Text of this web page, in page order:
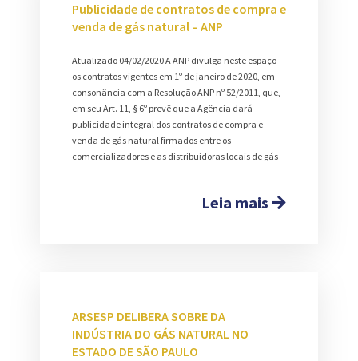
Publicidade de contratos de compra e
venda de gás natural – ANP
Atualizado 04/02/2020 A ANP divulga neste espaço
os contratos vigentes em 1º de janeiro de 2020, em
consonância com a Resolução ANP nº 52/2011, que,
em seu Art. 11, § 6º prevê que a Agência dará
publicidade integral dos contratos de compra e
venda de gás natural firmados entre os
comercializadores e as distribuidoras locais de gás
Leia mais
ARSESP DELIBERA SOBRE DA
INDÚSTRIA DO GÁS NATURAL NO
ESTADO DE SÃO PAULO